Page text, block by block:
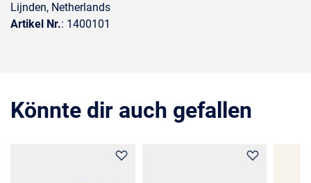
Lijnden, Netherlands
Artikel Nr.: 1400101
Könnte dir auch gefallen